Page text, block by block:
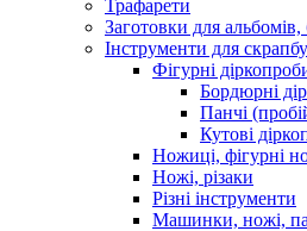
Трафарети
Заготовки для альбомів,
Інструменти для
Фігурні
Бордюрні
Панчі
Кутові
Ножиці, фігурні
Ножі, різаки
Різні інструменти
Машинки, ножі,